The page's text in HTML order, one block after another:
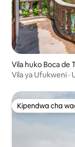
Vila huko Boca de
Vila ya Ufukweni ·
Kipendwa cha
Kipendwa cha